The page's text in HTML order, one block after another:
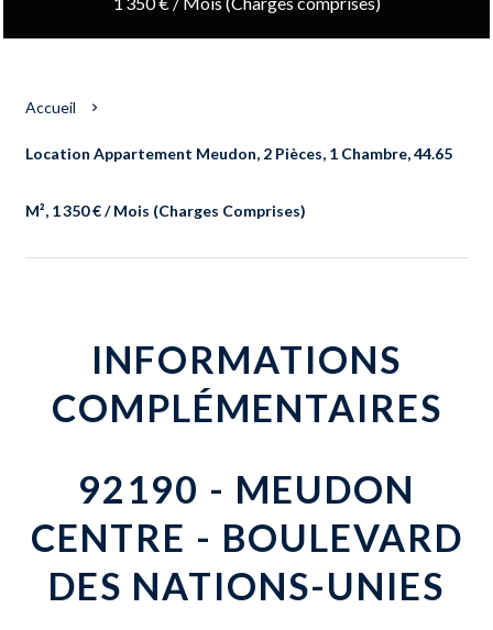
Accueil
Location Appartement Meudon, 2 Pièces, 1 Chambre, 44.65
M², 1 350 € / Mois (Charges Comprises)
INFORMATIONS
COMPLÉMENTAIRES
92190 - MEUDON
CENTRE - BOULEVARD
DES NATIONS-UNIES